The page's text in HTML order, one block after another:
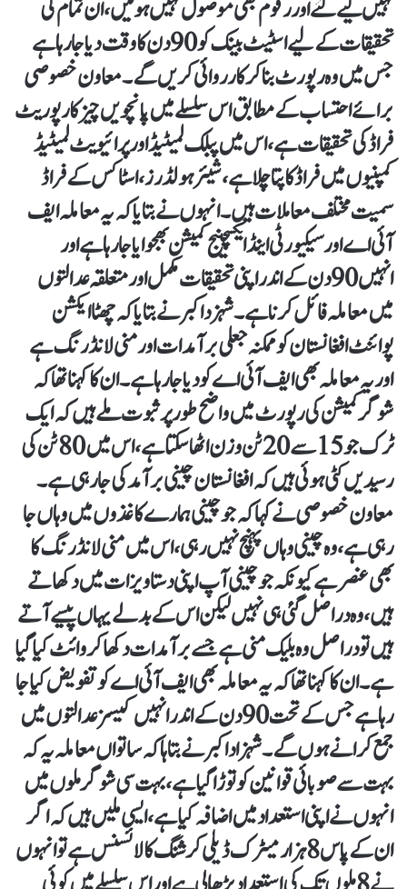
نہیں کیے گئے اور رقوم بھی موصول نہیں ہوئیں، ان تمام کی
تحقیقات کے لیے اسٹیٹ بینک کو 90دن کا وقت دیا جا رہا ہے
جس میں وہ رپورٹ بنا کر کارروائی کریں گے۔معاون خصوصی
برائے احتساب کے مطابق اس سلسلے میں پانچویں چیز کارپوریٹ
فراڈ کی تحقیقات ہے، اس میں پبلک لمیٹیڈ اور پرائیویٹ لمیٹیڈ
کمپنیوں میں فراڈ کا پتا چلا ہے، شیئر ہولڈرز، اسٹاکس کے فراڈ
سمیت مختلف معاملات ہیں۔انہوں نے بتایا کہ یہ معاملہ ایف
آئی اے اور سیکیورٹی اینڈ ایکسچینج کمیشن بھجوایا جا رہا ہے اور
انہیں 90 دن کے اندر اپنی تحقیقات مکمل اور متعلقہ عدالتوں
میں معاملہ فائل کرنا ہے۔شہزد اکبر نے بتایا کہ چھٹا ایکشن
پوائنٹ افغانستان کو ممکنہ جعلی برآمدات اور منی لانڈرنگ ہے
اور یہ معاملہ بھی ایف آئی اے کو دیا جا رہا ہے۔ان کا کہنا تھا کہ
شوگر کمیشن کی رپورٹ میں واضح طور پر ثبوت ملے ہیں کہ ایک
ٹرک جو 15 سے 20 ٹن وزن اٹھا سکتاہے ، اس میں80 ٹن کی
رسیدیں کٹی ہوئی ہیں کہ افغانستان چینی برآمد کی جا رہی ہے۔
معاون خصوصی نے کہا کہ جو چینی ہمارے کاغذوں میں وہاں جا
رہی ہے، وہ چینی وہاں پہنچ نہیں رہی، اس میں منی لانڈرنگ کا
بھی عنصر ہے کیونکہ جو چینی آپ اپنی دستاویزات میں دکھاتے
ہیں، وہ دراصل گئی ہی نہیں لیکن اس کے بدلے یہاں پیسے آتے
ہیں تو دراصل وہ بلیک منی ہے جسے برآمدات دکھا کر وائٹ کیا گیا
ہے۔ان کا کہناتھا کہ یہ معاملہ بھی ایف آئی اے کو تفویض کیا جا
رہا ہے جس کے تحت 90 دن کے اندر انہیں کیسز عدالتوں میں
جمع کرانے ہوں گے۔شہزاد اکبر نے بتاہا کہ ساتواں معاملہ یہ کہ
بہت سے صوبائی قوانین کو توڑا گیا ہے، بہت سی شوگر ملوں میں
انہوں نے اپنی استعداد میں اضافہ کیا ہے، ایسی ملیں ہیں کہ اگر
ان کے پاس 8ہزار میٹرک ڈیلی کرشنگ کا لائسنس ہے تو انہوں